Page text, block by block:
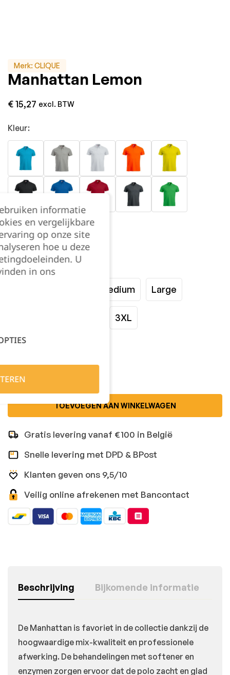
Merk: CLIQUE
Manhattan Lemon
€15,27 excl. BTW
Kleur:
Maat:
Medium Large
3XL
Kies je aantal:
TOEVOEGEN AAN WINKELWAGEN
Gratis levering vanaf €100 in België
Snelle levering met DPD & BPost
Klanten geven ons 9,5/10
Veilig online afrekenen met Bancontact
Beschrijving Bijkomende informatie
De Manhattan is favoriet in de collectie dankzij de
hoogwaardige mix-kwaliteit en professionele
afwerking. De behandelingen met softener en
enzymen zorgen ervoor dat de polo zacht en glad
informatie
en vergelijkbare
op onze site
hoe u deze
U
in ons